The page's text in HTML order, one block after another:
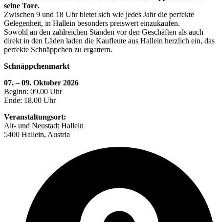
seine Tore.
Zwischen 9 und 18 Uhr bietet sich wie jedes Jahr die perfekte
Gelegenheit, in Hallein besonders preiswert einzukaufen.
Sowohl an den zahlreichen Ständen vor den Geschäften als auch
direkt in den Läden laden die Kaufleute aus Hallein herzlich ein, das
perfekte Schnäppchen zu ergattern.
Schnäppchenmarkt
07. – 09. Oktober 2026
Beginn: 09.00 Uhr
Ende: 18.00 Uhr
Veranstaltungsort:
Alt- und Neustadt Hallein
5400 Hallein, Austria